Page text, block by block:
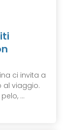
ci invita a
al viaggio.
...